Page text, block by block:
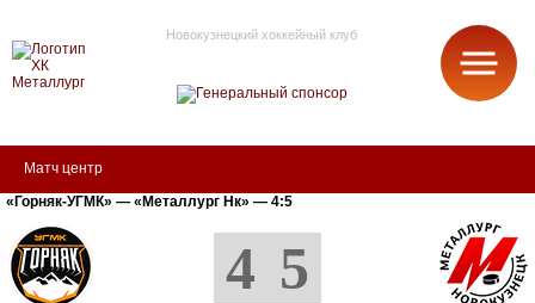
Новокузнецкий хоккейный клуб
Матч центр
«Горняк-УГМК» — «Металлург Нк» — 4:5
4 5